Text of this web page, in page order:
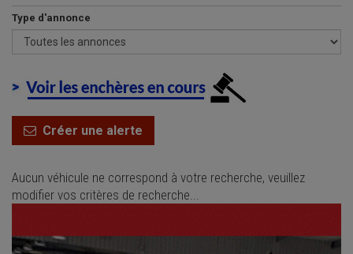
Type d'annonce
Créer une alerte
Aucun véhicule ne correspond à votre recherche, veuillez
modifier vos critères de recherche...